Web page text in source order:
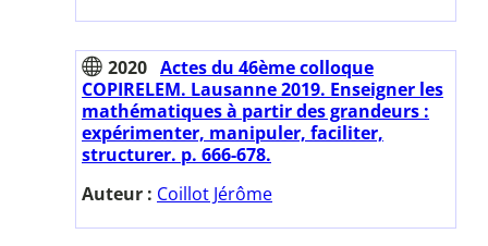
2020 Actes du 46ème colloque
COPIRELEM. Lausanne 2019. Enseigner les
mathématiques à partir des grandeurs :
expérimenter, manipuler, faciliter,
structurer. p. 666-678.
Auteur : Coillot Jérôme